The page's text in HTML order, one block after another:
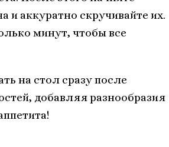
аккуратно скручивайте их.
минут, чтобы все
на стол сразу после
добавляя разнообразия